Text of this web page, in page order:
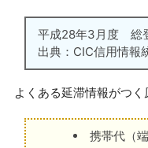
平成28年3月度 総
出典：CIC信用情報
よくある延滞情報がつく
携帯代（